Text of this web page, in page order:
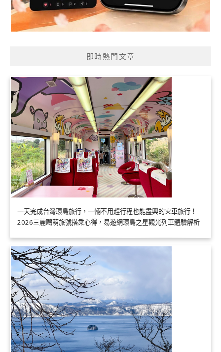
即時熱門文章
一天完成台灣環島旅行，一輛不用趕行程也能盡興的火車旅行！
2026三麗鷗萌旅號搭乘心得，易遊網環島之星觀光列車體驗解析